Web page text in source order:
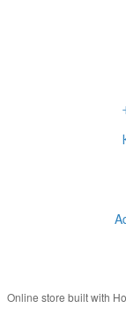
Online store built with